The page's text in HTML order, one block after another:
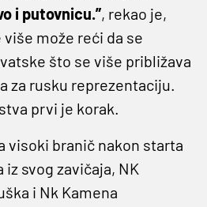
i putovnicu.”, rekao je,
može reći da se
što se više približava
za rusku reprezentaciju.
prvi je korak.
visoki branič nakon starta
svog zavičaja, NK
i Nk Kamena